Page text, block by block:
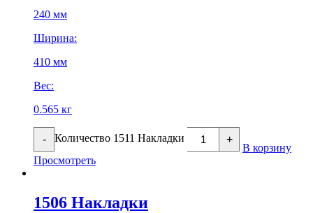
240 мм
Ширина:
410 мм
Вес:
0.565 кг
- Количество 1511 Накладки +
В корзину
Просмотреть
1506 Накладки